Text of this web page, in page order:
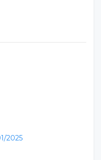
2025